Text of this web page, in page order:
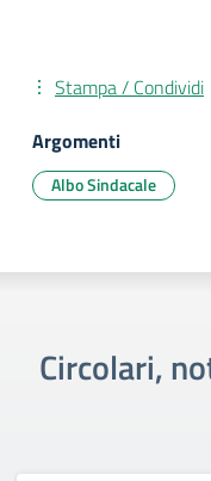
Stampa / Condividi
Argomenti
Albo Sindacale
Circolari,